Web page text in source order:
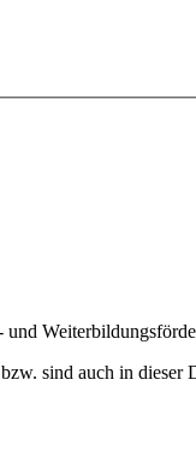
sind auch in dieser